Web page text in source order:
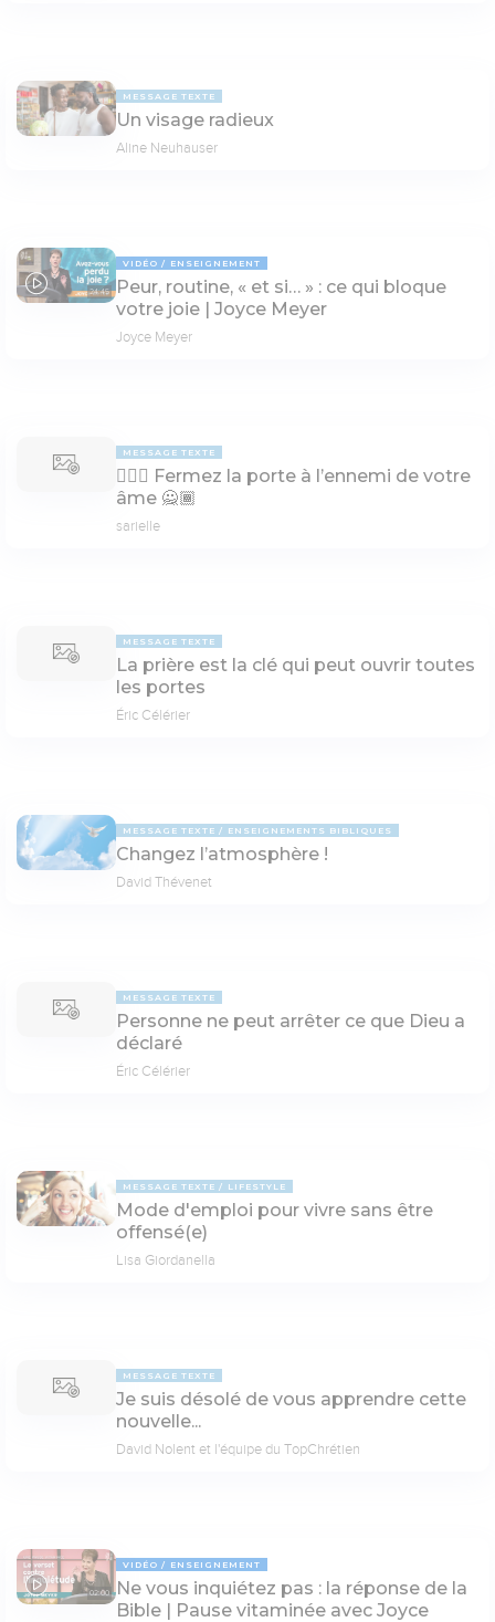
MESSAGE TEXTE
Un visage radieux
Aline Neuhauser
24:45
VIDÉO ENSEIGNEMENT
Peur, routine, « et si… » : ce qui bloque
votre joie | Joyce Meyer
Joyce Meyer
MESSAGE TEXTE
🙅🏾‍♀️ Fermez la porte à l’ennemi de votre
âme 🙅🏾
sarielle
MESSAGE TEXTE
La prière est la clé qui peut ouvrir toutes
les portes
Éric Célérier
MESSAGE TEXTE ENSEIGNEMENTS BIBLIQUES
Changez l’atmosphère !
David Thévenet
MESSAGE TEXTE
Personne ne peut arrêter ce que Dieu a
déclaré
Éric Célérier
MESSAGE TEXTE LIFESTYLE
Mode d'emploi pour vivre sans être
offensé(e)
Lisa Giordanella
MESSAGE TEXTE
Je suis désolé de vous apprendre cette
nouvelle...
David Nolent et l'équipe du TopChrétien
02:00
VIDÉO ENSEIGNEMENT
Ne vous inquiétez pas : la réponse de la
Bible | Pause vitaminée avec Joyce